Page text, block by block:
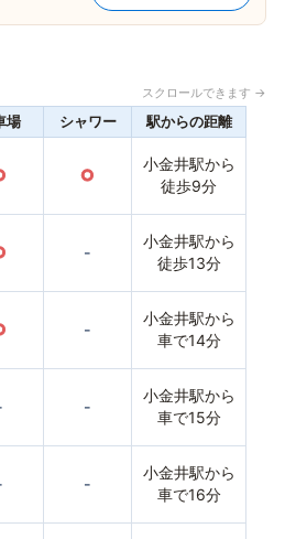
スクロールできます →
場 シャワー 駅からの距離
○
小金井駅から
徒歩9分
-
小金井駅から
徒歩13分
-
小金井駅から
車で14分
-
小金井駅から
車で15分
-
小金井駅から
車で16分